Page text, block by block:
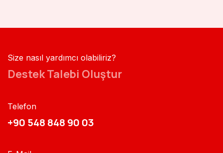
Size nasıl yardımcı olabiliriz?
Destek Talebi Oluştur
Telefon
+90 548 848 90 03​​